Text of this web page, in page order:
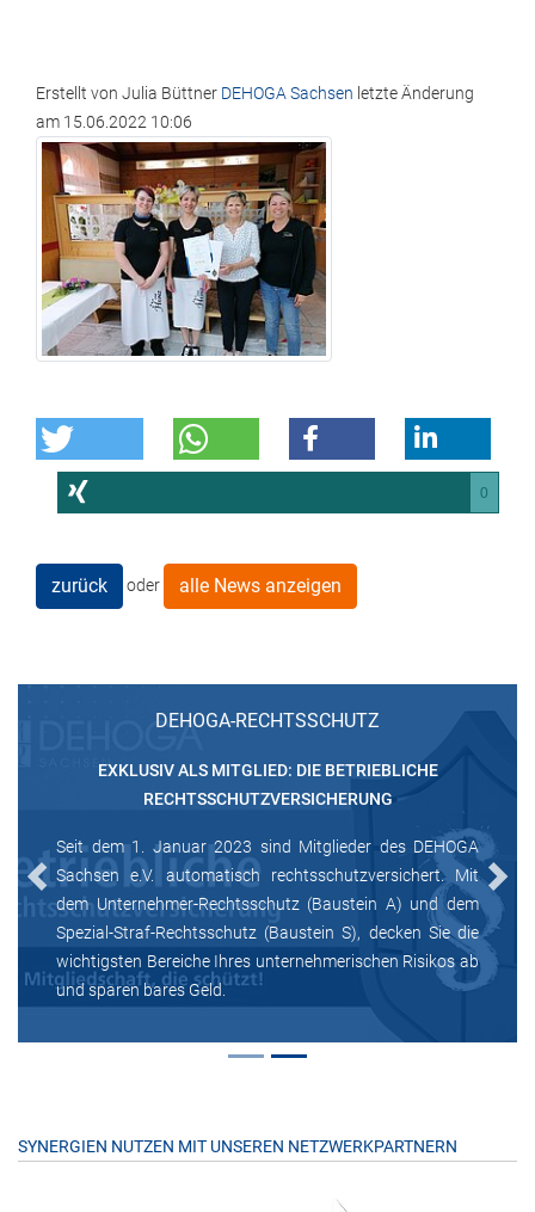
Erstellt von Julia Büttner DEHOGA Sachsen letzte Änderung
am 15.06.2022 10:06
0
zurück oder alle News anzeigen
DEHOGA-RECHTSSCHUTZ
EXKLUSIV ALS MITGLIED: DIE BETRIEBLICHE
RECHTSSCHUTZVERSICHERUNG
Seit dem 1. Januar 2023 sind Mitglieder des DEHOGA
Sachsen e.V. automatisch rechtsschutzversichert. Mit
dem Unternehmer-Rechtsschutz (Baustein A) und dem
Spezial-Straf-Rechtsschutz (Baustein S), decken Sie die
wichtigsten Bereiche Ihres unternehmerischen Risikos ab
und sparen bares Geld.
Previous Next
SYNERGIEN NUTZEN MIT UNSEREN NETZWERKPARTNERN